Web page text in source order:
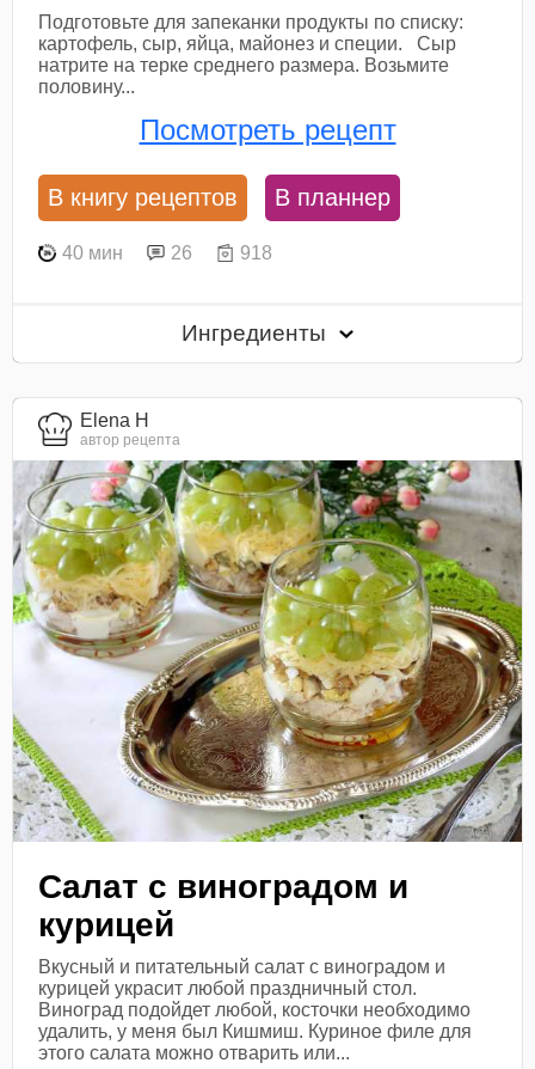
Подготовьте для запеканки продукты по списку:
картофель, сыр, яйца, майонез и специи. Сыр
натрите на терке среднего размера. Возьмите
половину...
Посмотреть рецепт
В книгу рецептов В планнер
40 мин 26 918
Ингредиенты
Elena H
автор рецепта
Салат с виноградом и
курицей
Вкусный и питательный салат с виноградом и
курицей украсит любой праздничный стол.
Виноград подойдет любой, косточки необходимо
удалить, у меня был Кишмиш. Куриное филе для
этого салата можно отварить или...